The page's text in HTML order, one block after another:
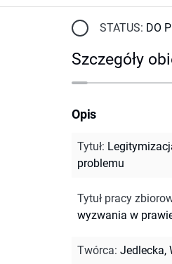
STATUS: DO
Szczegóły
Opis
Tytuł:
problemu
Tytuł pracy
wyzwania w
Twórca: Jedlecka,